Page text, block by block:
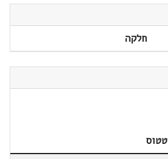
חלקה